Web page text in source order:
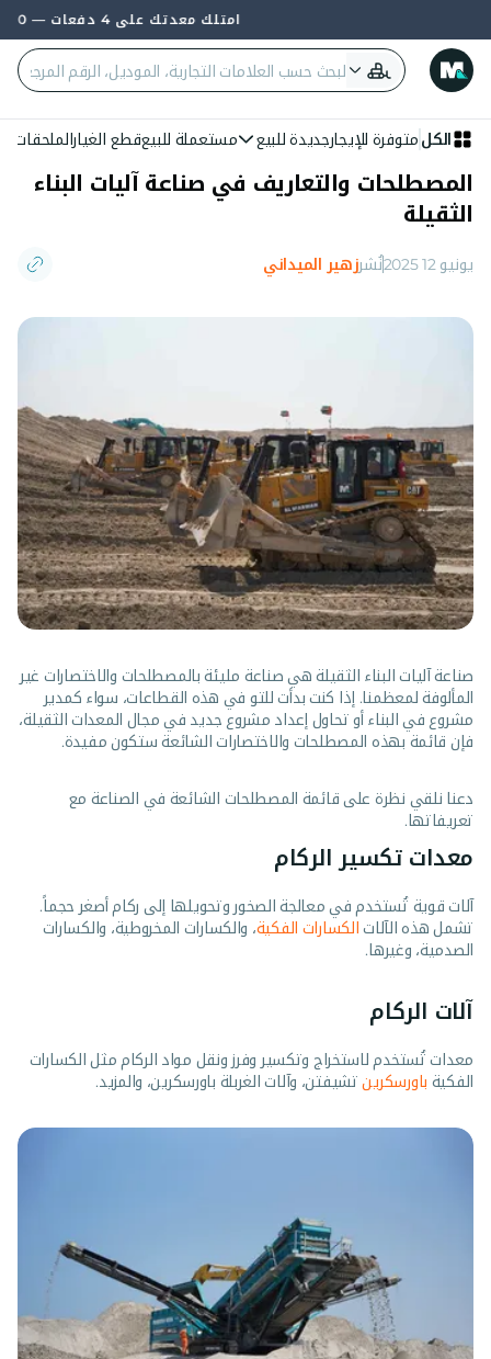
امتلك معدتك على 4 دفعات — 0% فائدة وبدون بنك
الكل متوفرة للإيجارجديدة للبيع مستعملة للبيعقطع الغيارالملحقات
المصطلحات والتعاريف في صناعة آليات البناء
الثقيلة
يونيو 12 2025 نُشرزهير الميداني
صناعة آليات البناء الثقيلة هي صناعة مليئة بالمصطلحات والاختصارات غير
المألوفة لمعظمنا. إذا كنت بدأت للتو في هذه القطاعات، سواء كمدير
مشروع في البناء أو تحاول إعداد مشروع جديد في مجال المعدات الثقيلة،
فإن قائمة بهذه المصطلحات والاختصارات الشائعة ستكون مفيدة.
دعنا نلقي نظرة على قائمة المصطلحات الشائعة في الصناعة مع
تعريفاتها.
معدات تكسير الركام
آلات قوية تُستخدم في معالجة الصخور وتحويلها إلى ركام أصغر حجماً.
تشمل هذه الآلات الكسارات الفكية، والكسارات المخروطية، والكسارات
الصدمية، وغيرها.
آلات الركام
معدات تُستخدم لاستخراج وتكسير وفرز ونقل مواد الركام مثل الكسارات
الفكية باورسكرينتشيفتن، وآلات الغربلة باورسكرين، والمزيد.